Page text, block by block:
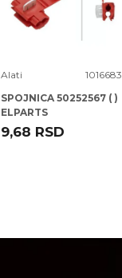
Alati
1016683
SPOJNICA 50252567 ( )
ELPARTS
9,68 RSD